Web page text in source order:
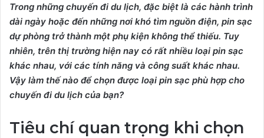
Trong những chuyến đi du lịch, đặc biệt là các hành trình
dài ngày hoặc đến những nơi khó tìm nguồn điện, pin sạc
dự phòng trở thành một phụ kiện không thể thiếu. Tuy
nhiên, trên thị trường hiện nay có rất nhiều loại pin sạc
khác nhau, với các tính năng và công suất khác nhau.
Vậy làm thế nào để chọn được loại pin sạc phù hợp cho
chuyến đi du lịch của bạn?
Tiêu chí quan trọng khi chọn